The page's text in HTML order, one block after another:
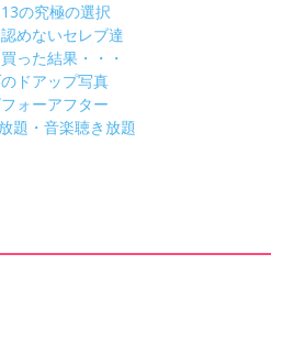
の究極の選択
めないセレブ達
った結果・・・
ドアップ写真
ォーアフター
題・音楽聴き放題